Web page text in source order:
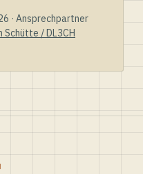
· Ansprechpartner
Schütte / DL3CH